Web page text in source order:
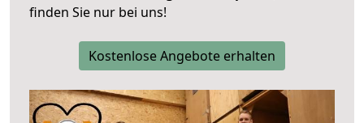
finden Sie nur bei uns!
Kostenlose Angebote erhalten